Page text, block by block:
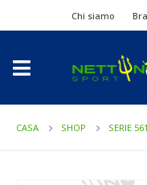
Chi siamo
CASA SHOP SERIE